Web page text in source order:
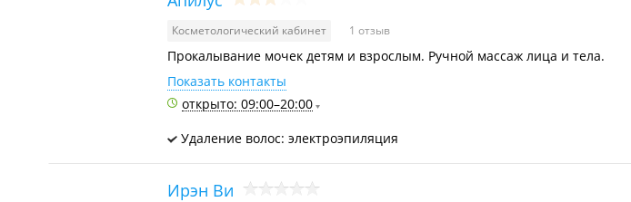
Косметологический кабинет 1 отзыв
Прокалывание мочек детям и взрослым. Ручной массаж лица и тела.
Показать контакты
открыто: 09:00–20:00
Удаление волос: электроэпиляция
Ирэн Ви